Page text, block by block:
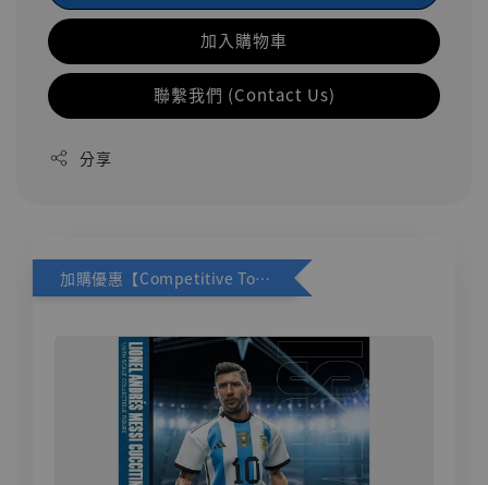
加入購物車
聯繫我們 (Contact Us)
分享
加購優惠【Competitive Toys 梅西 [CM001]】